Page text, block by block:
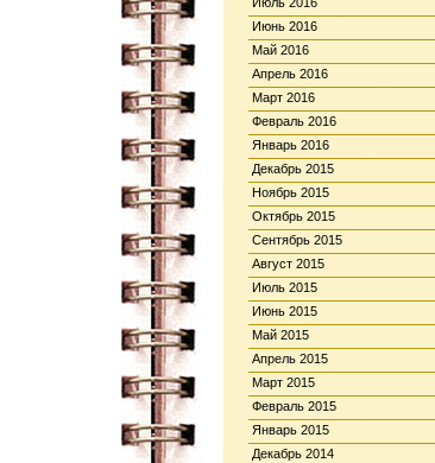
Июнь 2016
Май 2016
Апрель 2016
Март 2016
Февраль 2016
Январь 2016
Декабрь 2015
Ноябрь 2015
Октябрь 2015
Сентябрь 2015
Август 2015
Июль 2015
Июнь 2015
Май 2015
Апрель 2015
Март 2015
Февраль 2015
Январь 2015
Декабрь 2014